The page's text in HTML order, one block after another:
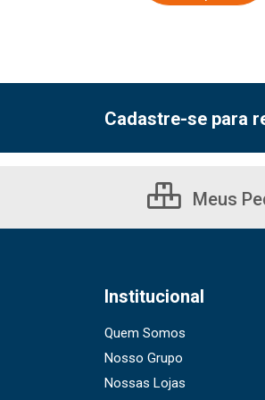
Cadastre-se para
Meus
Institucional
Quem Somos
Nosso Grupo
Nossas Lojas